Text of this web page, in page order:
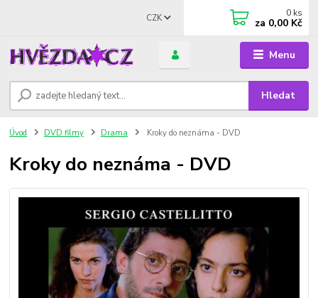
Menu
CZK
Hledat
0 ks
za 0,00 Kč
Úvod DVD filmy Drama Kroky do neznáma - DVD
Kroky do neznáma - DVD